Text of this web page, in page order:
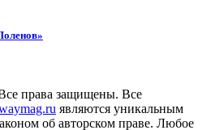
права защищены. Все
являются уникальным
об авторском праве. Любое